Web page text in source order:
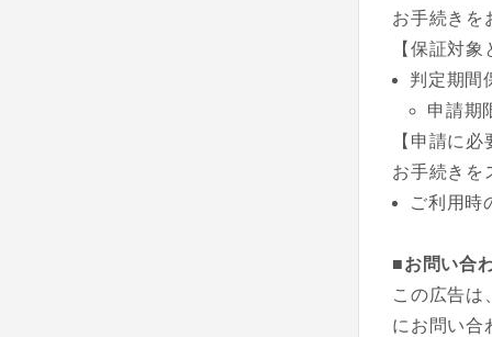
お手続きを
【保証対
判定期間
申請期
【申請に
お手続きを
ご利用時
■お問い合
この広告は
にお問い合